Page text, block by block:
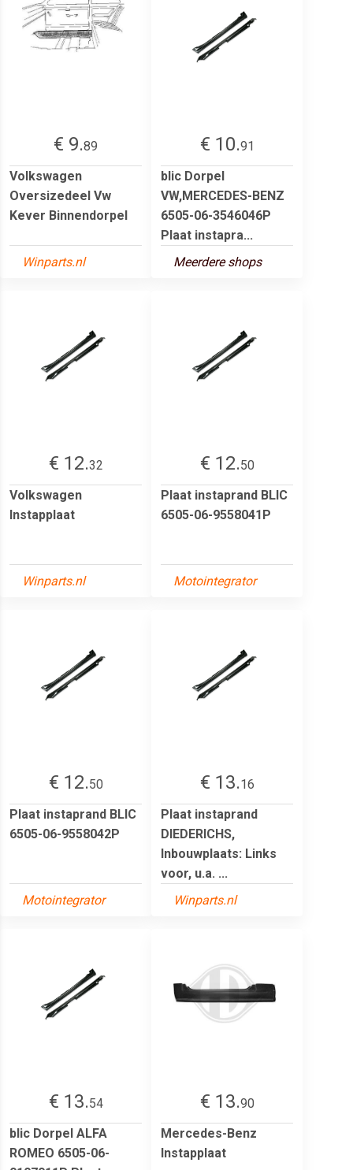
€ 9.89
Volkswagen
Oversizedeel Vw
Kever Binnendorpel
Winparts.nl
€ 10.91
blic Dorpel
VW,MERCEDES-BENZ
6505-06-3546046P
Plaat instapra...
Meerdere shops
€ 12.32
Volkswagen
Instapplaat
Winparts.nl
€ 12.50
Plaat instaprand BLIC
6505-06-9558041P
Motointegrator
€ 12.50
Plaat instaprand BLIC
6505-06-9558042P
Motointegrator
€ 13.16
Plaat instaprand
DIEDERICHS,
Inbouwplaats: Links
voor, u.a. ...
Winparts.nl
€ 13.54
blic Dorpel ALFA
ROMEO 6505-06-
€ 13.90
Mercedes-Benz
Instapplaat